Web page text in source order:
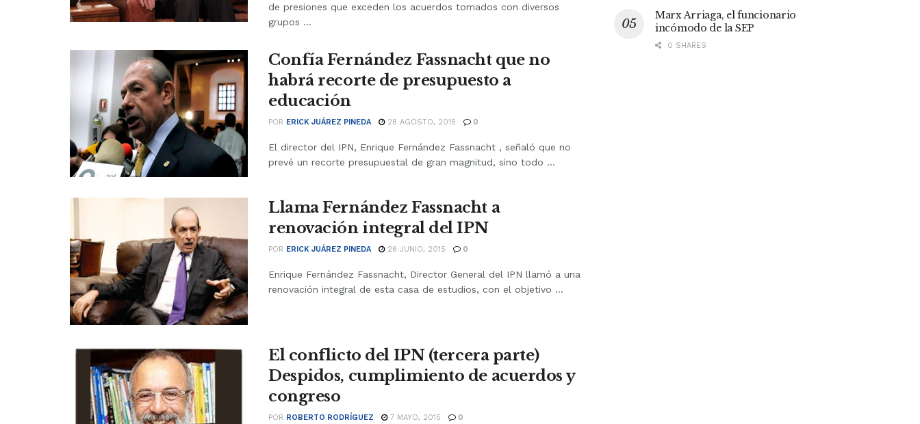
de presiones que exceden los acuerdos tomados con diversos
grupos ...
Confía Fernández Fassnacht que no
habrá recorte de presupuesto a
educación
POR ERICK JUÁREZ PINEDA 28 AGOSTO, 2015 0
El director del IPN, Enrique Fernández Fassnacht , señaló que no
prevé un recorte presupuestal de gran magnitud, sino todo ...
Llama Fernández Fassnacht a
renovación integral del IPN
POR ERICK JUÁREZ PINEDA 26 JUNIO, 2015 0
Enrique Fernández Fassnacht, Director General del IPN llamó a una
renovación integral de esta casa de estudios, con el objetivo ...
El conflicto del IPN (tercera parte)
Despidos, cumplimiento de acuerdos y
congreso
POR ROBERTO RODRÍGUEZ 7 MAYO, 2015 0
Marx Arriaga, el funcionario
incómodo de la SEP
0 SHARES